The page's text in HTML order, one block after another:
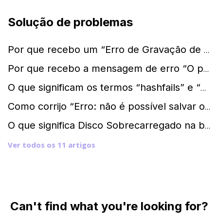
Solução de problemas
Por que recebo um “Erro de Gravação de Disco”?
Por que recebo a mensagem de erro “O processo não pode acessar o arquivo porque está sendo usado por outro processo.”?
O que significam os termos “hashfails” e “wasted”?
Como corrijo “Erro: não é possível salvar o arquivo resume”?
O que significa Disco Sobrecarregado na barra de status?
Ver todos os 11 artigos
Can't find what you're looking for?